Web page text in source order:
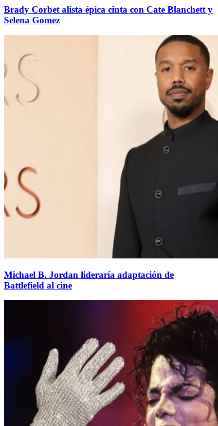
Brady Corbet alista épica cinta con Cate Blanchett y
Selena Gomez
Michael B. Jordan lideraría adaptación de
Battlefield al cine